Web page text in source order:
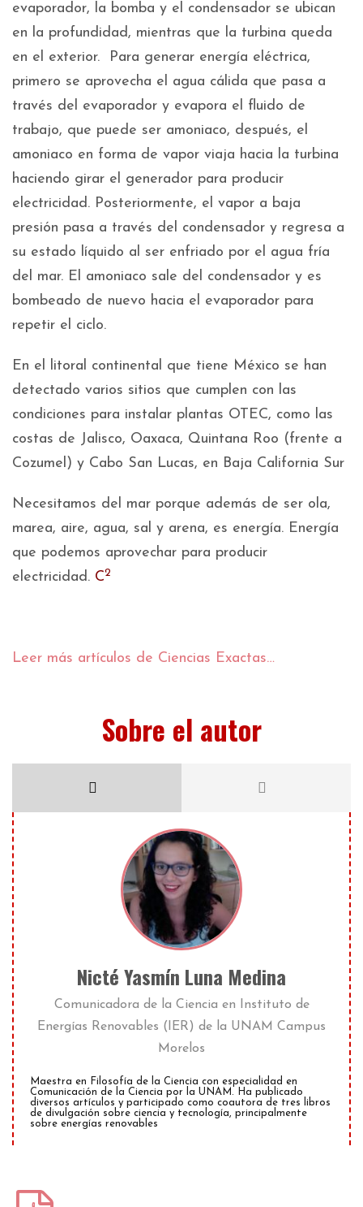
evaporador, la bomba y el condensador se ubican
en la profundidad, mientras que la turbina queda
en el exterior. Para generar energía eléctrica,
primero se aprovecha el agua cálida que pasa a
través del evaporador y evapora el fluido de
trabajo, que puede ser amoniaco, después, el
amoniaco en forma de vapor viaja hacia la turbina
haciendo girar el generador para producir
electricidad. Posteriormente, el vapor a baja
presión pasa a través del condensador y regresa a
su estado líquido al ser enfriado por el agua fría
del mar. El amoniaco sale del condensador y es
bombeado de nuevo hacia el evaporador para
repetir el ciclo.
En el litoral continental que tiene México se han
detectado varios sitios que cumplen con las
condiciones para instalar plantas OTEC, como las
costas de Jalisco, Oaxaca, Quintana Roo (frente a
Cozumel) y Cabo San Lucas, en Baja California Sur
Necesitamos del mar porque además de ser ola,
marea, aire, agua, sal y arena, es energía. Energía
que podemos aprovechar para producir
electricidad. C2
Leer más artículos de Ciencias Exactas…
Sobre el autor
Nicté Yasmín Luna Medina
Comunicadora de la Ciencia en Instituto de
Energías Renovables (IER) de la UNAM Campus
Morelos
Maestra en Filosofía de la Ciencia con especialidad en
Comunicación de la Ciencia por la UNAM.
Ha publicado
diversos artículos y participado como coautora de tres libros
de divulgación sobre ciencia y tecnología, principalmente
sobre energías renovables